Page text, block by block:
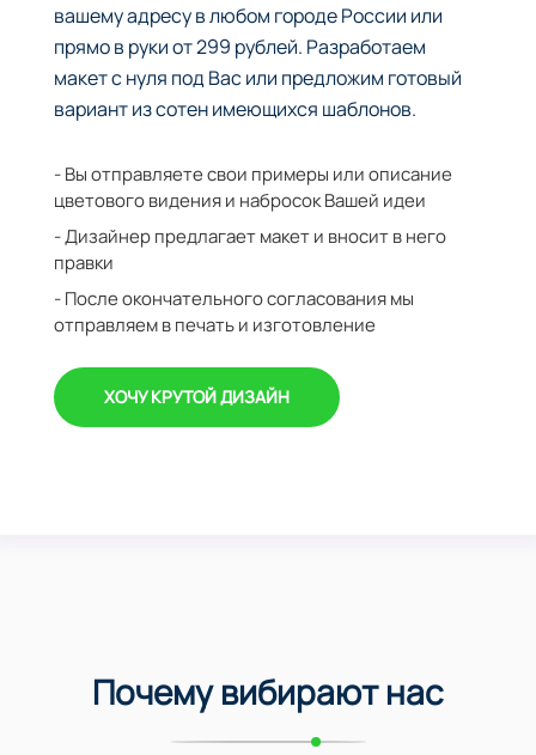
вашему адресу в любом городе России или
прямо в руки от 299 рублей. Разработаем
макет с нуля под Вас или предложим готовый
вариант из сотен имеющихся шаблонов.
- Вы отправляете свои примеры или описание
цветового видения и набросок Вашей идеи
- Дизайнер предлагает макет и вносит в него
правки
- После окончательного согласования мы
отправляем в печать и изготовление
ХОЧУ КРУТОЙ ДИЗАЙН
Почему вибирают нас